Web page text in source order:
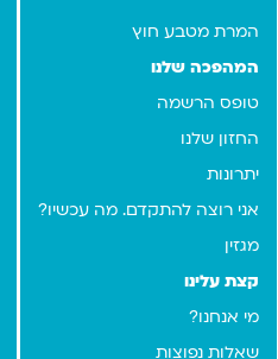
המרת מטבע חוץ
המהפכה שלנו
טופס הרשמה
החזון שלנו
יתרונות
אני רוצה להתקדם. מה עכשיו?
מגזין
קצת עלינו
מי אנחנו?
שאלות נפוצות